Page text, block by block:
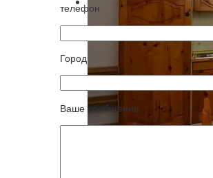
телефон
Город
Ваше сообщение